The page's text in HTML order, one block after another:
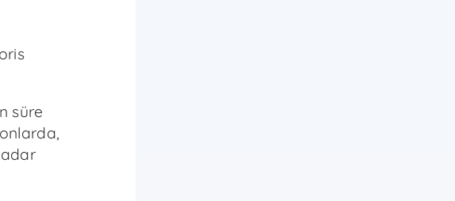
süre